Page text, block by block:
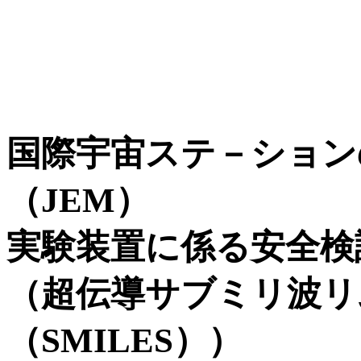
国際宇宙ステ－ショ
（JEM）
実験装置に係る安全
（超伝導サブミリ波
（SMILES））